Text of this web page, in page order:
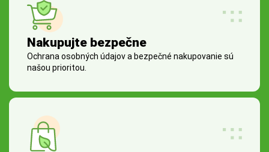
Nakupujte bezpečne
Ochrana osobných údajov a bezpečné nakupovanie sú
našou prioritou.